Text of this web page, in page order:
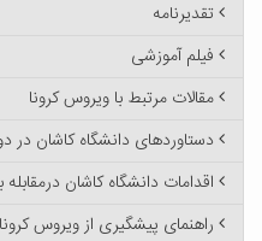
تقدیرنامه
فیلم آموزشی
مقالات مرتبط با ویروس کرونا
دستاوردهای دانشگاه کاشان در
اقدامات دانشگاه کاشان
راهنمای پیشگیری از ویروس کرونا